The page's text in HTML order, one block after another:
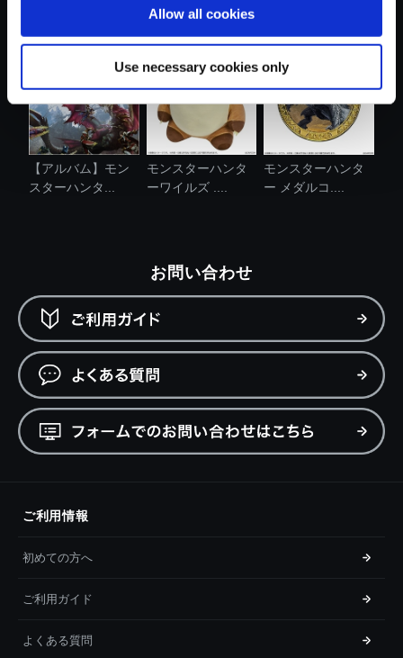
Allow all cookies
Use necessary cookies only
ー デスクト....
【アルバム】モン
スターハンタ...
モンスターハンタ
ーワイルズ ....
モンスターハンタ
ー メダルコ....
お問い合わせ
ご利用情報
初めての方へ
ご利用ガイド
よくある質問